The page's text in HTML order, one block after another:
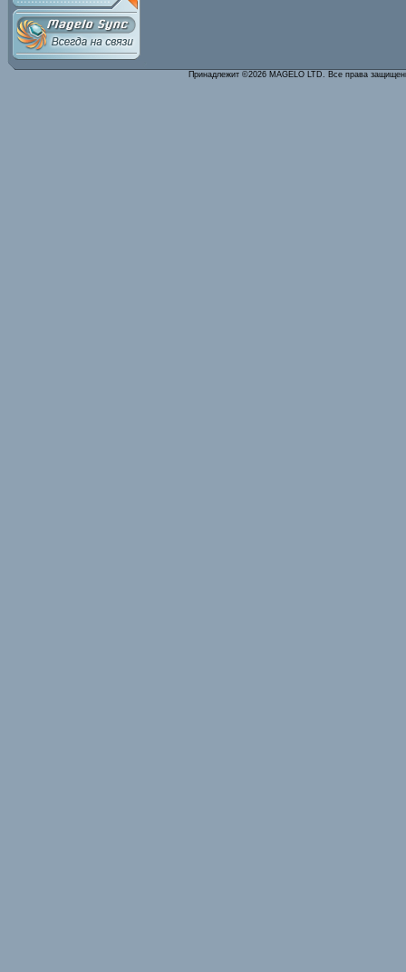
Принадлежит ©2026 MAGELO LTD. Все права